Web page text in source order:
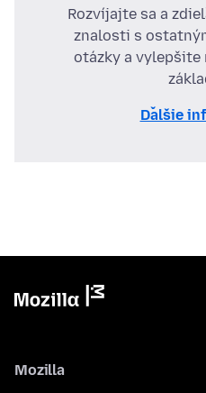
Rozvíjajte sa a
znalosti s
otázky a vylepšite
Ďalšie
Mozilla